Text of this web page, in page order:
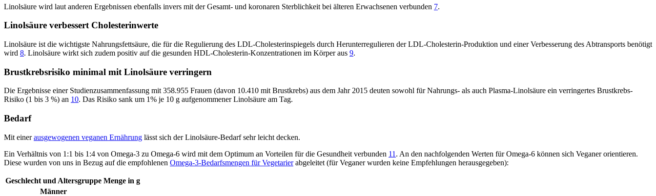
Linolsäure wird laut anderen Ergebnissen ebenfalls invers mit der Gesamt- und koronaren Sterblichkeit bei älteren Erwachsenen verbunden 7.
Linolsäure verbessert Cholesterinwerte
Linolsäure ist die wichtigste Nahrungsfettsäure, die für die Regulierung des LDL-Cholesterinspiegels durch Herunterregulieren der LDL-Cholesterin-Produktion und einer Verbesserung des Abtransports benötigt
wird 8. Linolsäure wirkt sich zudem positiv auf die gesunden HDL-Cholesterin-Konzentrationen im Körper aus 9.
Brustkrebsrisiko minimal mit Linolsäure verringern
Die Ergebnisse einer Studienzusammenfassung mit 358.955 Frauen (davon 10.410 mit Brustkrebs) aus dem Jahr 2015 deuten sowohl für Nahrungs- als auch Plasma-Linolsäure ein verringertes Brustkrebs-
Risiko (1 bis 3 %) an 10. Das Risiko sank um 1% je 10 g aufgenommener Linolsäure am Tag.
Bedarf
Mit einerausgewogenen veganen Ernährung lässt sich der Linolsäure-Bedarf sehr leicht decken.
Ein Verhältnis von 1:1 bis 1:4 von Omega-3 zu Omega-6 wird mit dem Optimum an Vorteilen für die Gesundheit verbunden 11 . An den nachfolgenden Werten für Omega-6 können sich Veganer orientieren.
Diese wurden von uns in Bezug auf die empfohlenen Omega-3-Bedarfsmengen für Vegetarierabgeleitet (für Veganer wurden keine Empfehlungen herausgegeben):
Geschlecht und Altersgruppe Menge in g
Männer